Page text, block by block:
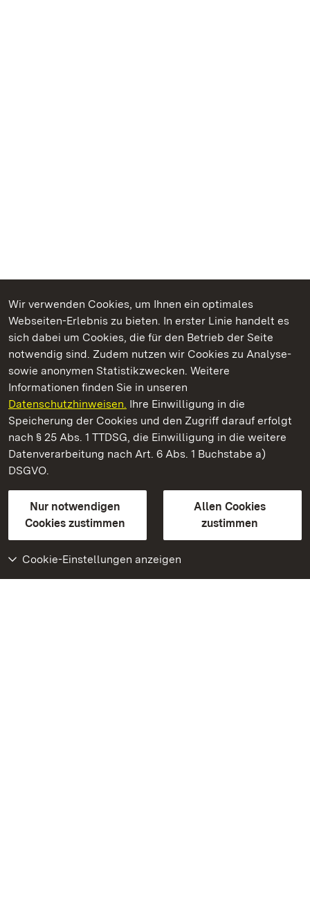
Wir verwenden Cookies, um Ihnen ein optimales
Webseiten-Erlebnis zu bieten. In erster Linie handelt es
sich dabei um Cookies, die für den Betrieb der Seite
notwendig sind. Zudem nutzen wir Cookies zu Analyse-
sowie anonymen Statistikzwecken. Weitere
Informationen finden Sie in unseren
Datenschutzhinweisen. Ihre Einwilligung in die
Speicherung der Cookies und den Zugriff darauf erfolgt
nach § 25 Abs. 1 TTDSG, die Einwilligung in die weitere
Datenverarbeitung nach Art. 6 Abs. 1 Buchstabe a)
DSGVO.
Nur notwendigen
Cookies zustimmen
Allen Cookies
zustimmen
Cookie-Einstellungen anzeigen
Kommen. Staunen. Genießen.
Residenzschloss Ludwigsburg
Staatliche Schlösser und Gärten Baden-Württemberg
Kontakt
GebärdenspracheLeichte Sprache
Erklärung zur Barrierefreiheit
BITV-konform (geprüfte Seiten)
Weiteres